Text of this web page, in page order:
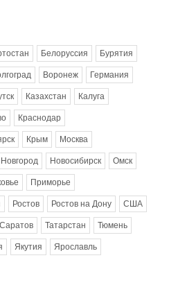
Белоруссия Бурятия
Воронеж Германия
Казахстан Калуга
Краснодар
Крым Москва
Новосибирск Омск
Приморье
Ростов Ростов на Дону США
Саратов Татарстан Тюмень
Якутия Ярославль